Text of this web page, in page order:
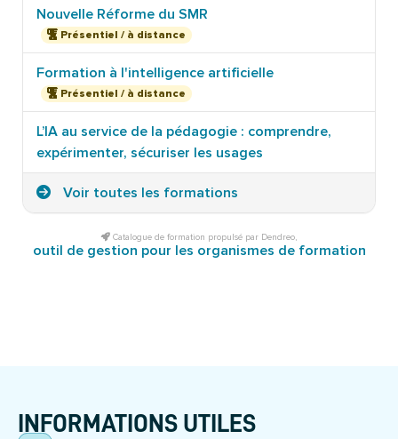
Nouvelle Réforme du SMR
Présentiel / à distance
Formation à l'intelligence artificielle
Présentiel / à distance
L’IA au service de la pédagogie : comprendre,
expérimenter, sécuriser les usages
Voir toutes les formations
Catalogue de formation propulsé par Dendreo,
outil de gestion pour les organismes de formation
INFORMATIONS UTILES